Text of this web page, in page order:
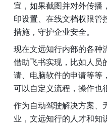
宜，如果截图并对外传播
印设置、在线文档权限管
措施，守护企业安全。
现在文远知行内部的各种
借助飞书实现，比如人员
请、电脑软件的申请等等
可以自定义流程，操作也
作为自动驾驶解决方案、
业，文远知行的人才和知